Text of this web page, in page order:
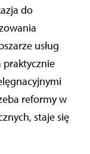
do
usług
reformy w
staje się